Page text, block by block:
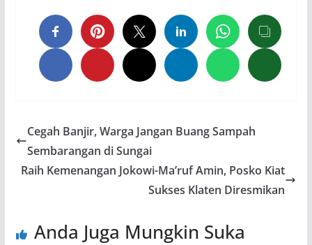
Cegah Banjir, Warga Jangan Buang Sampah
Sembarangan di Sungai
Raih Kemenangan Jokowi-Ma’ruf Amin, Posko Kiat
Sukses Klaten Diresmikan
Anda Juga Mungkin Suka